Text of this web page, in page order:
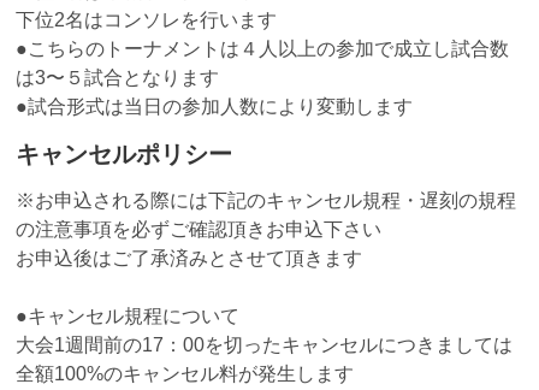
下位2名はコンソレを行います
●こちらのトーナメントは４人以上の参加で成立し試合数
は3〜５試合となります
●試合形式は当日の参加人数により変動します
キャンセルポリシー
※お申込される際には下記のキャンセル規程・遅刻の規程
の注意事項を必ずご確認頂きお申込下さい
お申込後はご了承済みとさせて頂きます
●キャンセル規程について
大会1週間前の17：00を切ったキャンセルにつきましては
全額100%のキャンセル料が発生します